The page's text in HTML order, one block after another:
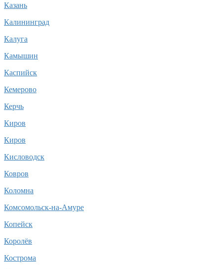
Казань
Калининград
Калуга
Камышин
Каспийск
Кемерово
Керчь
Киров
Киров
Кисловодск
Ковров
Коломна
Комсомольск-на-Амуре
Копейск
Королёв
Кострома